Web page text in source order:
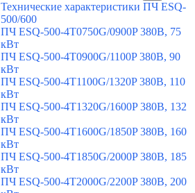
Технические характеристики ПЧ ESQ-
500/600
ПЧ ESQ-500-4T0750G/0900P 380В, 75
кВт
ПЧ ESQ-500-4T0900G/1100P 380В, 90
кВт
ПЧ ESQ-500-4T1100G/1320P 380В, 110
кВт
ПЧ ESQ-500-4T1320G/1600P 380В, 132
кВт
ПЧ ESQ-500-4T1600G/1850P 380В, 160
кВт
ПЧ ESQ-500-4T1850G/2000P 380В, 185
кВт
ПЧ ESQ-500-4T2000G/2200P 380В, 200